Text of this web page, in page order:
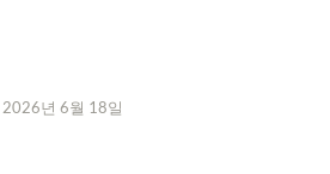
2026년 6월 18일